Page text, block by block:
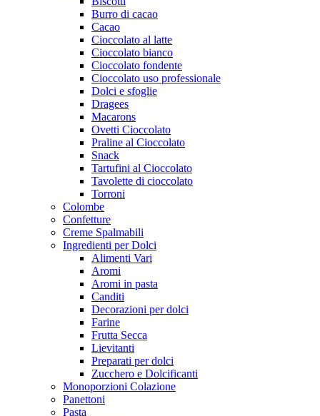
Burro di cacao
Cacao
Cioccolato al latte
Cioccolato bianco
Cioccolato fondente
Cioccolato uso professionale
Dolci e sfoglie
Dragees
Macarons
Ovetti Cioccolato
Praline al Cioccolato
Snack
Tartufini al Cioccolato
Tavolette di cioccolato
Torroni
Colombe
Confetture
Creme Spalmabili
Ingredienti per Dolci
Alimenti Vari
Aromi
Aromi in pasta
Canditi
Decorazioni per dolci
Farine
Frutta Secca
Lievitanti
Preparati per dolci
Zucchero e Dolcificanti
Monoporzioni Colazione
Panettoni
Pasta